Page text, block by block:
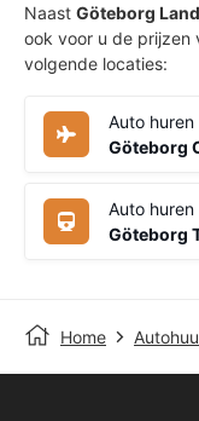
Naast Göteborg
ook voor u de prijzen
volgende locaties:
Auto huren
Göteborg
Auto huren
Göteborg
Home